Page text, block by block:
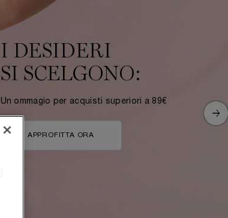
I DESIDERI
SI SCELGONO:
Un ommagio per acquisti superiori a 89€
APPROFITTA ORA